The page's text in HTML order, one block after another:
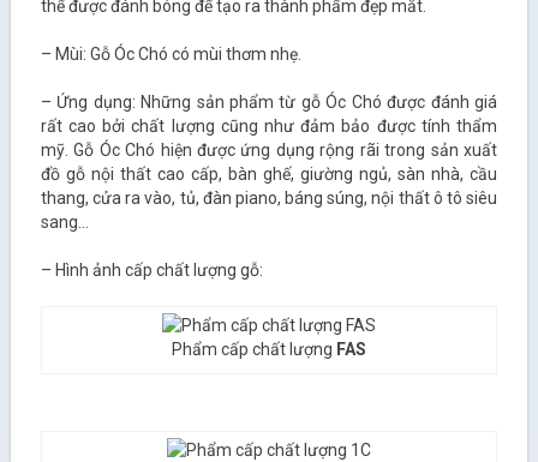
thể được đánh bóng để tạo ra thành phẩm đẹp mắt.
– Mùi: Gỗ Óc Chó có mùi thơm nhẹ.
– Ứng dụng: Những sản phẩm từ gỗ Óc Chó được đánh giá
rất cao bởi chất lượng cũng như đảm bảo được tính thẩm
mỹ. Gỗ Óc Chó hiện được ứng dụng rộng rãi trong sản xuất
đồ gỗ nội thất cao cấp, bàn ghế, giường ngủ, sàn nhà, cầu
thang, cửa ra vào, tủ, đàn piano, báng súng, nội thất ô tô siêu
sang…
– Hình ảnh cấp chất lượng gỗ:
Phẩm cấp chất lượng FAS